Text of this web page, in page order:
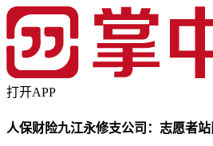
打开APP
人保财险九江永修支公司：志愿者